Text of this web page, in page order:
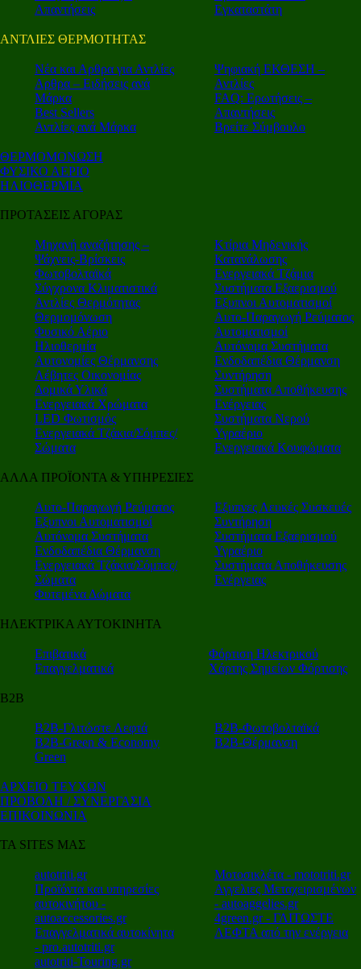
Απαντήσεις
Εγκαταστάτη
ΑΝΤΛΙΕΣ ΘΕΡΜΟΤΗΤΑΣ
Nέα και Αρθρα για Αντλίες
Αρθρα – Ειδήσεις ανά
Μάρκα
Best Sellers
Αντλίες ανά Μάρκα
Ψηφιακή ΕΚΘΕΣΗ –
Αντλίες
FAQ: Ερωτήσεις –
Απαντήσεις
Βρείτε Σύμβουλο
ΘΕΡΜΟΜΟΝΩΣΗ
ΦΥΣΙΚΟ ΑΕΡΙΟ
ΗΛΙΟΘΕΡΜΙΑ
ΠΡΟΤΑΣΕΙΣ ΑΓΟΡΑΣ
Μηχανή αναζήτησης –
Ψάχνεις-Βρίσκεις
Φωτοβολταϊκά
Σύγχρονα Κλιματιστικά
Αντλίες Θερμότητας
Θερμομόνωση
Φυσικό Αέριο
Ηλιοθερμία
Αυτονομίες Θέρμανσης
Λέβητες Οικονομίας
Δομικά Υλικά
Ενεργειακά Χρώματα
LED Φωτισμός
Ενεργειακά Τζάκια/Σόμπες/
Σώματα
Κτίρια Μηδενικής
Κατανάλωσης
Ενεργειακά Τζάμια
Συστήματα Εξαερισμού
Εξυπνοι Αυτοματισμοί
Αυτο-Παραγωγή Ρεύματος
Αυτοματισμοί
Αυτόνομα Συστήματα
Ενδοδαπέδια Θέρμανση
Συντήρηση
Συστήματα Αποθήκευσης
Ενέργειας
Συστήματα Νερού
Υγραέριο
Ενεργειακά Κουφώματα
ΑΛΛΑ ΠΡΟΪΟΝΤΑ & ΥΠΗΡΕΣΙΕΣ
Αυτο-Παραγωγή Ρεύματος
Εξυπνοι Αυτοματισμοί
Αυτόνομα Συστήματα
Ενδοδαπέδια Θέρμανση
Ενεργειακά Τζάκια/Σόμπες/
Σώματα
Φυτεμένα Δώματα
Εξυπνες Λευκές Συσκευές
Συντήρηση
Συστήματα Εξαερισμού
Υγραέριο
Συστήματα Αποθήκευσης
Ενέργειας
ΗΛΕΚΤΡΙΚΑ ΑΥΤΟΚΙΝΗΤΑ
Επιβατικά
Επαγγελματικά
Φόρτιση Ηλεκτρικού
Χάρτης Σημείων Φόρτισης
Β2Β
Β2Β-Γλιτώστε Λεφτά
Β2Β-Green & Economy
Green
Β2Β-Φωτοβολταϊκά
Β2Β-Θέρμανση
ΑΡΧΕΙΟ ΤΕΥΧΩΝ
ΠΡΟΒΟΛΗ / ΣΥΝΕΡΓΑΣΙΑ
ΕΠΙΚΟΙΝΩΝΙΑ
ΤΑ SITES ΜΑΣ
autotriti.gr
Προϊόντα και υπηρεσίες
αυτοκινήτου -
autoaccessories.gr
Επαγγελματικά αυτοκίνητα
- pro.autotriti.gr
autotriti-Touring.gr
Μοτοσικλέτα - mototriti.gr
Αγγελιες Μεταχειρισμένων
- autoaggelies.gr
4green.gr - ΓΛΙΤΩΣΤΕ
ΛΕΦΤΑ από την ενέργεια